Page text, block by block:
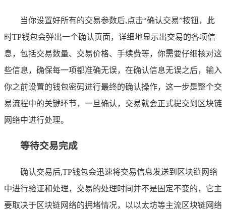
当你设置好所有的交易参数后,点击“确认交易”按钮，此
时TP钱包会弹出一个确认页面，详细地显示出交易的各项信
息，包括交易数量、交易价格、手续费等，你需要仔细核对这
些信息，确保每一项都准确无误，在确认信息无误之后，输入
你之前设置的钱包密码进行最终的确认操作，这一步是整个交
易流程中的关键环节，一旦确认，交易就会正式提交到区块链
网络中进行处理。
等待交易完成
确认交易后,TP钱包会迅速将交易信息发送到区块链网络
中进行验证和处理，交易的处理时间并不是固定不变的，它主
要取决于区块链网络的拥堵情况，以以太坊等主流区块链网络